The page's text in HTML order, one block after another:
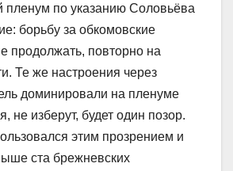
пленум по указанию Соловьёва
борьбу за обкомовские
продолжать, повторно на
Те же настроения через
доминировали на пленуме
не изберут, будет один позор.
этим прозрением и
ста брежневских